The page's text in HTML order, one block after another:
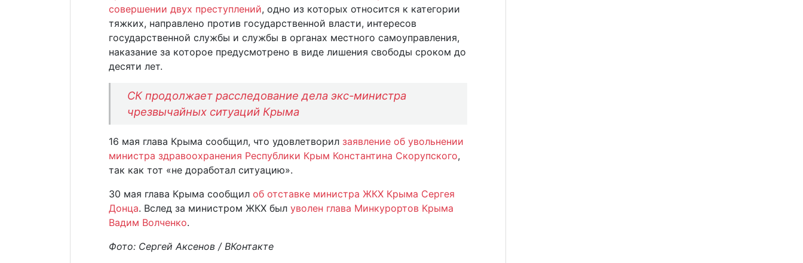
совершении двух преступлений, одно из которых относится к категории
тяжких, направлено против государственной власти, интересов
государственной службы и службы в органах местного самоуправления,
наказание за которое предусмотрено в виде лишения свободы сроком до
десяти лет.
СК продолжает расследование дела экс-министра
чрезвычайных ситуаций Крыма
16 мая глава Крыма сообщил, что удовлетворил заявление об увольнении
министра здравоохранения Республики Крым Константина Скорупского,
так как тот «не доработал ситуацию».
30 мая глава Крыма сообщил об отставке министра ЖКХ Крыма Сергея
Донца. Вслед за министром ЖКХ был уволен глава Минкурортов Крыма
Вадим Волченко.
Фото: Сергей Аксенов / ВКонтакте